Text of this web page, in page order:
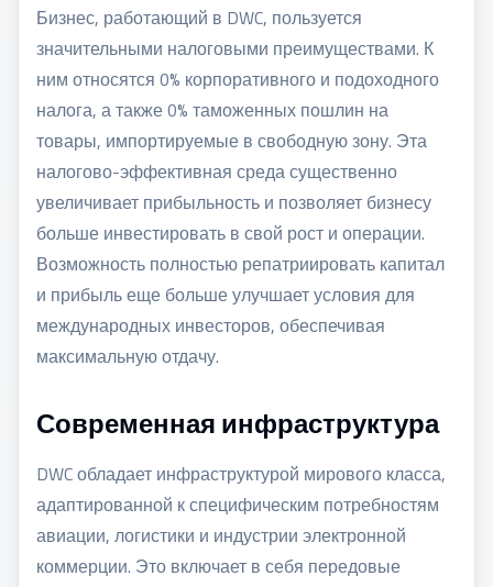
Бизнес, работающий в DWC, пользуется
значительными налоговыми преимуществами. К
ним относятся 0% корпоративного и подоходного
налога, а также 0% таможенных пошлин на
товары, импортируемые в свободную зону. Эта
налогово-эффективная среда существенно
увеличивает прибыльность и позволяет бизнесу
больше инвестировать в свой рост и операции.
Возможность полностью репатриировать капитал
и прибыль еще больше улучшает условия для
международных инвесторов, обеспечивая
максимальную отдачу.
Современная инфраструктура
DWC обладает инфраструктурой мирового класса,
адаптированной к специфическим потребностям
авиации, логистики и индустрии электронной
коммерции. Это включает в себя передовые